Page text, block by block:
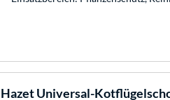
HazetUniversal-